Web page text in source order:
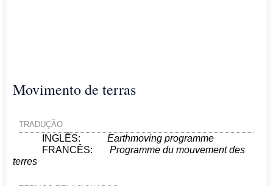
Movimento de terras
TRADUÇÃO
INGLÊS:Earthmoving programme
FRANCÊS:Programme du mouvement des
terres